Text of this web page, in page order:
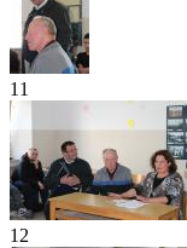
11
12